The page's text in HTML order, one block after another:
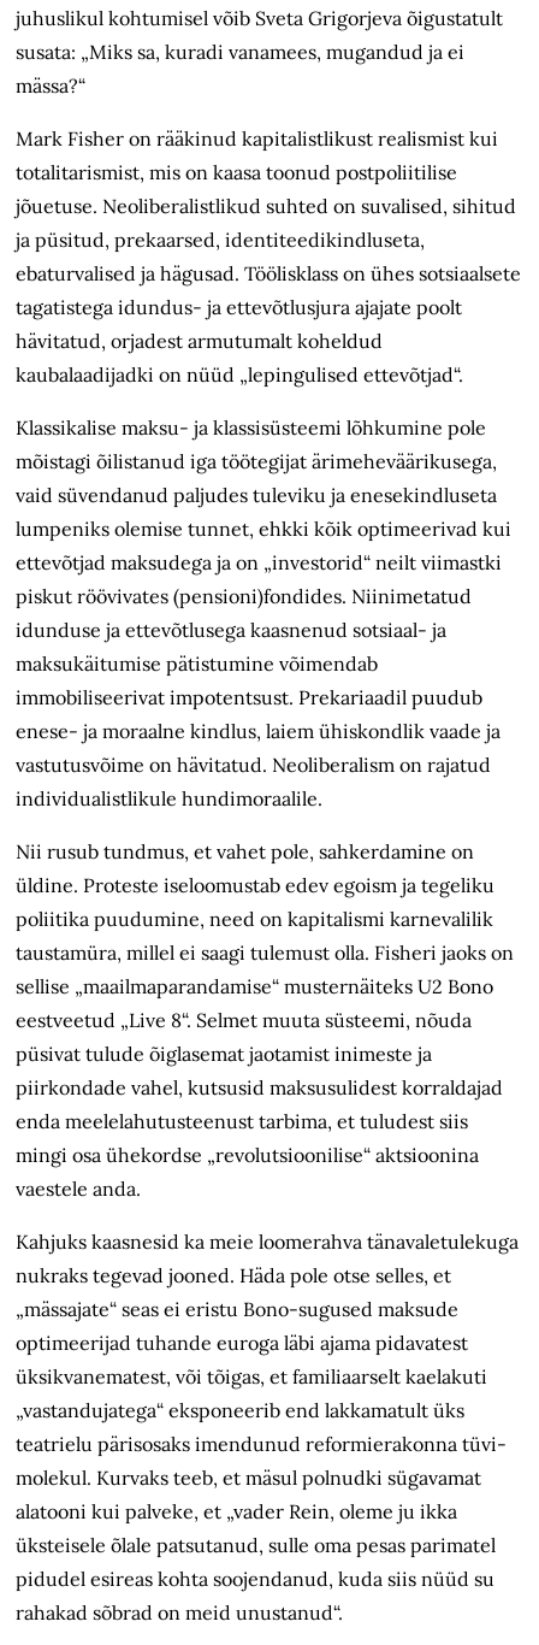
juhuslikul kohtumisel võib Sveta Grigorjeva õigustatult
susata: „Miks sa, kuradi vanamees, mugandud ja ei
mässa?“
Mark Fisher on rääkinud kapitalistlikust realismist kui
totalitarismist, mis on kaasa toonud postpoliitilise
jõuetuse. Neoliberalistlikud suhted on suvalised, sihitud
ja püsitud, prekaarsed, identiteedikindluseta,
ebaturvalised ja hägusad. Töölisklass on ühes sotsiaalsete
tagatistega idundus- ja ettevõtlusjura ajajate poolt
hävitatud, orjadest armutumalt koheldud
kaubalaadijadki on nüüd „lepingulised ettevõtjad“.
Klassikalise maksu- ja klassisüsteemi lõhkumine pole
mõistagi õilistanud iga töötegijat ärimeheväärikusega,
vaid süvendanud paljudes tuleviku ja enesekindluseta
lumpeniks olemise tunnet, ehkki kõik optimeerivad kui
ettevõtjad maksudega ja on „investorid“ neilt viimastki
piskut röövivates (pensioni)fondides. Niinimetatud
idunduse ja ettevõtlusega kaasnenud sotsiaal- ja
maksukäitumise pätistumine võimendab
immobiliseerivat impotentsust. Prekariaadil puudub
enese- ja moraalne kindlus, laiem ühiskondlik vaade ja
vastutusvõime on hävitatud. Neoliberalism on rajatud
individualistlikule hundimoraalile.
Nii rusub tundmus, et vahet pole, sahkerdamine on
üldine. Proteste iseloomustab edev egoism ja tegeliku
poliitika puudumine, need on kapitalismi karnevalilik
taustamüra, millel ei saagi tulemust olla. Fisheri jaoks on
sellise „maailmaparandamise“ muster­näiteks U2 Bono
eestveetud „Live 8“. Selmet muuta süsteemi, nõuda
püsivat tulude õiglasemat jaotamist inimeste ja
piirkondade vahel, kutsusid maksu­sulidest korraldajad
enda meelelahutus­teenust tarbima, et tuludest siis
mingi osa ühekordse „revolutsioonilise“ aktsioonina
vaestele anda.
Kahjuks kaasnesid ka meie loomerahva tänavaletulekuga
nukraks tegevad jooned. Häda pole otse selles, et
„mässajate“ seas ei eristu Bono-sugused maksude
optimeerijad tuhande euroga läbi ajama pidavatest
üksikvanematest, või tõigas, et familiaarselt kaelakuti
„vastandujatega“ eksponeerib end lakkamatult üks
teatrielu pärisosaks imendunud reformierakonna tüvi­
molekul. Kurvaks teeb, et mäsul polnudki sügavamat
alatooni kui palveke, et „vader Rein, oleme ju ikka
üksteisele õlale patsutanud, sulle oma pesas parimatel
pidudel esireas kohta soojendanud, kuda siis nüüd su
rahakad sõbrad on meid unustanud“.